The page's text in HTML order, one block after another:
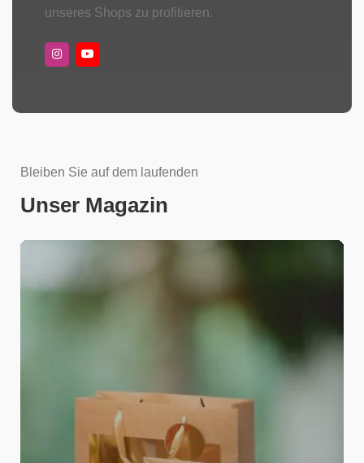
unseres Shops zu profitieren.
Bleiben Sie auf dem laufenden
Unser Magazin